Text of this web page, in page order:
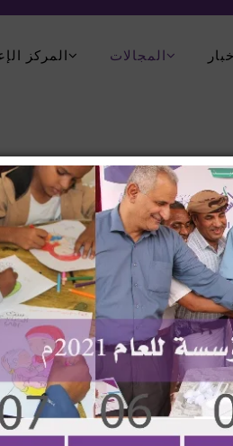
المجالات المركز
في النجاح الوظيفي
وبالتنسيق مع مستشفى